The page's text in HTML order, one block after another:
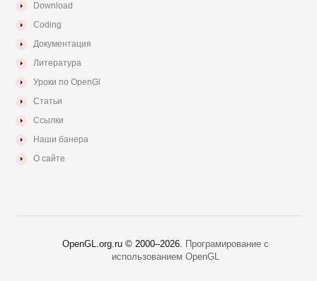
Download
Coding
Документация
Литература
Уроки по OpenGl
Статьи
Ссылки
Наши банера
О сайте
OpenGL.org.ru © 2000–2026. Програмирование с
использованием OpenGL